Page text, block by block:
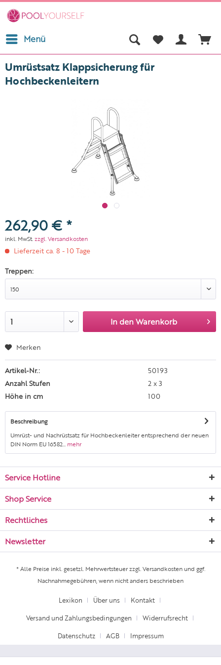
Menü
Umrüstsatz Klappsicherung für
Hochbeckenleitern
262,90 € *
inkl. MwSt. zzgl. Versandkosten
Lieferzeit ca. 8 - 10 Tage
Treppen:
In den Warenkorb
Merken
Artikel-Nr.:
50193
Anzahl Stufen
2 x 3
Höhe in cm
100
Beschreibung
Umrüst- und Nachrüstsatz für Hochbeckenleiter entsprechend der neuen
DIN Norm EU 16582...
mehr
Service Hotline
Shop Service
Rechtliches
Newsletter
* Alle Preise inkl. gesetzl. Mehrwertsteuer zzgl.Versandkostenund ggf.
Nachnahmegebühren, wenn nicht anders beschrieben
Lexikon Über uns Kontakt
Versand und Zahlungsbedingungen Widerrufsrecht
Datenschutz AGB Impressum